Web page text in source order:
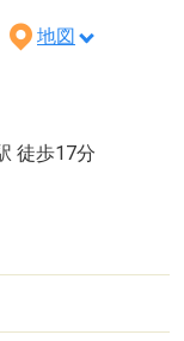
地図
徒歩17分